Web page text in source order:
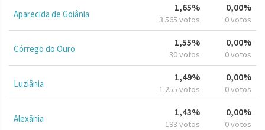
Aparecida de Goiânia
1,65%
3.565 votos
0,00%
0 votos
Córrego do Ouro
1,55%
30 votos
0,00%
0 votos
Luziânia
1,49%
1.255 votos
0,00%
0 votos
Alexânia
1,43%
193 votos
0,00%
0 votos